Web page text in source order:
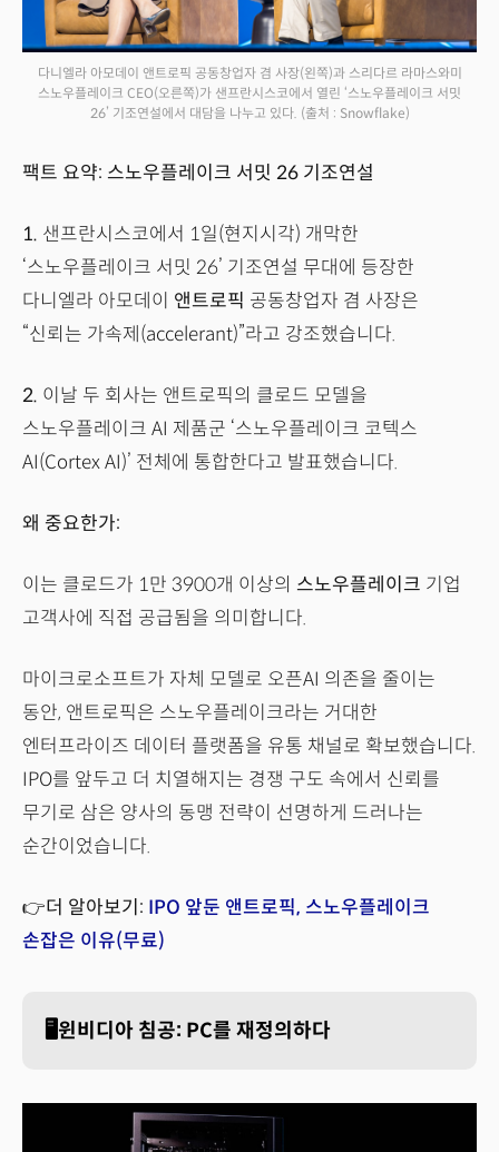
다니엘라 아모데이 앤트로픽 공동창업자 겸 사장(왼쪽)과 스리다르 라마스와미
스노우플레이크 CEO(오른쪽)가 샌프란시스코에서 열린 ‘스노우플레이크 서밋
26’ 기조연설에서 대담을 나누고 있다. (출처 : Snowflake)
팩트 요약: 스노우플레이크 서밋 26 기조연설
1. 샌프란시스코에서 1일(현지시각) 개막한
‘스노우플레이크 서밋 26’ 기조연설 무대에 등장한
다니엘라 아모데이 앤트로픽 공동창업자 겸 사장은
“신뢰는 가속제(accelerant)”라고 강조했습니다.
2. 이날 두 회사는 앤트로픽의 클로드 모델을
스노우플레이크 AI 제품군 ‘스노우플레이크 코텍스
AI(Cortex AI)’ 전체에 통합한다고 발표했습니다.
왜 중요한가:
이는 클로드가 1만 3900개 이상의 스노우플레이크 기업
고객사에 직접 공급됨을 의미합니다.
마이크로소프트가 자체 모델로 오픈AI 의존을 줄이는
동안, 앤트로픽은 스노우플레이크라는 거대한
엔터프라이즈 데이터 플랫폼을 유통 채널로 확보했습니다.
IPO를 앞두고 더 치열해지는 경쟁 구도 속에서 신뢰를
무기로 삼은 양사의 동맹 전략이 선명하게 드러나는
순간이었습니다.
👉더 알아보기: IPO 앞둔 앤트로픽, 스노우플레이크
손잡은 이유(무료)
🖥️윈비디아 침공: PC를 재정의하다